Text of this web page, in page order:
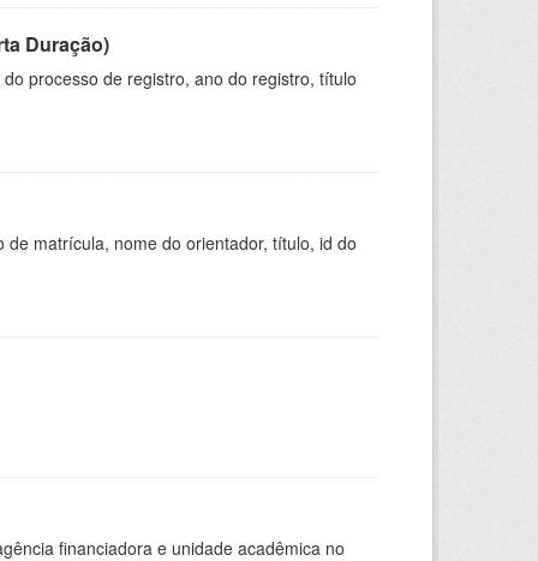
Duração)
processo de registro, ano do registro, título
matrícula, nome do orientador, título, id do
financiadora e unidade acadêmica no